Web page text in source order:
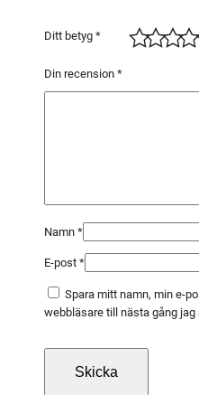
Ditt betyg *
Din recension *
Namn *
E-post *
Spara mitt namn, min e-
webbläsare till nästa gång jag